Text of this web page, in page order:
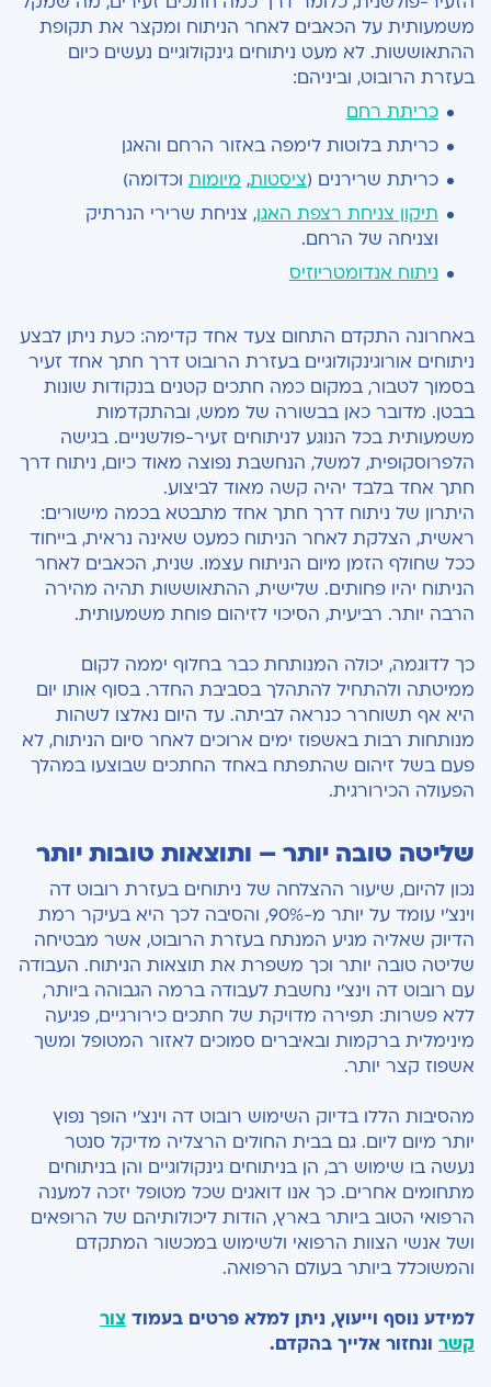
משמעותית על הכאבים לאחר הניתוח ומקצר את תקופת
ההתאוששות. לא מעט ניתוחים גינקולוגיים נעשים כיום
בעזרת הרובוט, וביניהם:
כריתת רחם
כריתת בלוטות לימפה באזור הרחם והאגן
כריתת שרירנים (ציסטות, מיומות וכדומה)
תיקון צניחת רצפת האגן, צניחת שרירי הנרתיק
וצניחה של הרחם.
ניתוח אנדומטריוזיס
באחרונה התקדם התחום צעד אחד קדימה: כעת ניתן לבצע
ניתוחים אורוגינקולוגיים בעזרת הרובוט דרך חתך אחד זעיר
בסמוך לטבור, במקום כמה חתכים קטנים בנקודות שונות
בבטן. מדובר כאן בבשורה של ממש, ובהתקדמות
משמעותית בכל הנוגע לניתוחים זעיר-פולשניים. בגישה
הלפרוסקופית, למשל, הנחשבת נפוצה מאוד כיום, ניתוח דרך
חתך אחד בלבד יהיה קשה מאוד לביצוע.
היתרון של ניתוח דרך חתך אחד מתבטא בכמה מישורים:
ראשית, הצלקת לאחר הניתוח כמעט שאינה נראית, בייחוד
ככל שחולף הזמן מיום הניתוח עצמו. שנית, הכאבים לאחר
הניתוח יהיו פחותים. שלישית, ההתאוששות תהיה מהירה
הרבה יותר. רביעית, הסיכוי לזיהום פוחת משמעותית.
כך לדוגמה, יכולה המנותחת כבר בחלוף יממה לקום
ממיטתה ולהתחיל להתהלך בסביבת החדר. בסוף אותו יום
היא אף תשוחרר כנראה לביתה. עד היום נאלצו לשהות
מנותחות רבות באשפוז ימים ארוכים לאחר סיום הניתוח, לא
פעם בשל זיהום שהתפתח באחד החתכים שבוצעו במהלך
הפעולה הכירורגית.
שליטה טובה יותר – ותוצאות טובות יותר
נכון להיום, שיעור ההצלחה של ניתוחים בעזרת רובוט דה
וינצ'י עומד על יותר מ-90%, והסיבה לכך היא בעיקר רמת
הדיוק שאליה מגיע המנתח בעזרת הרובוט, אשר מבטיחה
שליטה טובה יותר וכך משפרת את תוצאות הניתוח. העבודה
עם רובוט דה וינצ'י נחשבת לעבודה ברמה הגבוהה ביותר,
ללא פשרות: תפירה מדויקת של חתכים כירורגיים, פגיעה
מינימלית ברקמות ובאיברים סמוכים לאזור המטופל ומשך
אשפוז קצר יותר.
מהסיבות הללו בדיוק השימוש רובוט דה וינצ'י הופך נפוץ
יותר מיום ליום. גם בבית החולים הרצליה מדיקל סנטר
נעשה בו שימוש רב, הן בניתוחים גינקולוגיים והן בניתוחים
מתחומים אחרים. כך אנו דואגים שכל מטופל יזכה למענה
הרפואי הטוב ביותר בארץ, הודות ליכולותיהם של הרופאים
ושל אנשי הצוות הרפואי ולשימוש במכשור המתקדם
והמשוכלל ביותר בעולם הרפואה.
למידע נוסף וייעוץ, ניתן למלא פרטים בעמוד צור
קשר ונחזור אלייך בהקדם.